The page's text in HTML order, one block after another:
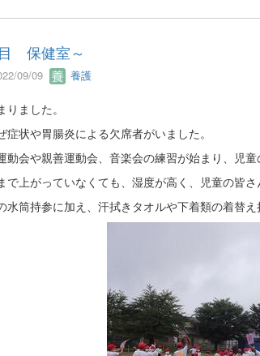
保健室～
09/09 養護
ました。
症状や胃腸炎による欠席者がいました。
動会や親善運動会、音楽会の練習が始まり、児童
で上がっていなくても、湿度が高く、児童の皆
水筒持参に加え、汗拭きタオルや下着類の着替